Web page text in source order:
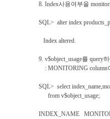
8. Index사용여부을
SQL> alter index
Index altered.
9. v$object_usage를 query
: MONITORING column
SQL> select
from v$object_usage;
INDEX_NAME